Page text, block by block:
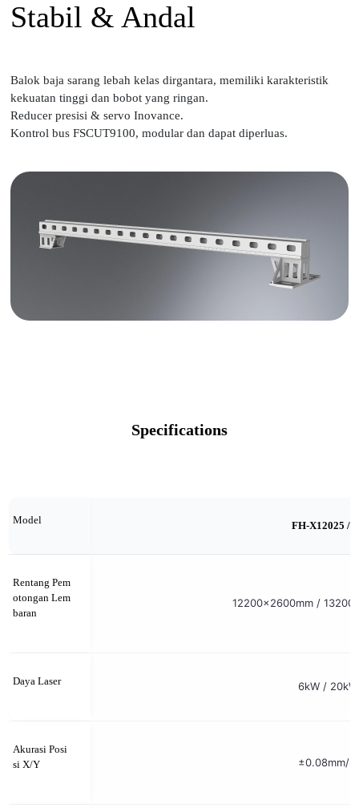
Stabil & Andal
Balok baja sarang lebah kelas dirgantara, memiliki karakteristik
kekuatan tinggi dan bobot yang ringan.
Reducer presisi & servo Inovance.
Kontrol bus FSCUT9100, modular dan dapat diperluas.
Specifications
Model FH-X12025 /
Rentang Pem
otongan Lem
baran
12200×2600mm /
Daya Laser 6kW /
Akurasi Posi
si X/Y